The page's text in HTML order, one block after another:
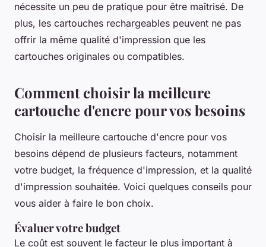
nécessite un peu de pratique pour être maîtrisé. De
plus, les cartouches rechargeables peuvent ne pas
offrir la même qualité d'impression que les
cartouches originales ou compatibles.
Comment choisir la meilleure
cartouche d'encre pour vos besoins
Choisir la meilleure cartouche d'encre pour vos
besoins dépend de plusieurs facteurs, notamment
votre budget, la fréquence d'impression, et la qualité
d'impression souhaitée. Voici quelques conseils pour
vous aider à faire le bon choix.
Évaluer votre budget
Le coût est souvent le facteur le plus important à